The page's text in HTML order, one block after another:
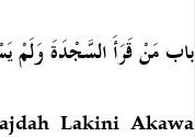
باب مَنْ قَرَأَ السَّجْدَةَ وَلَمْ
Lakini Akawa